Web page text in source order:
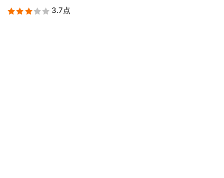
3.7点